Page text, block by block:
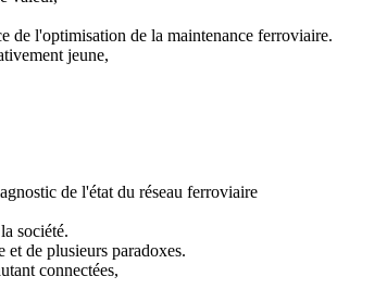
de l'optimisation de la maintenance ferroviaire.
jeune,
de l'état du réseau ferroviaire
société.
et de plusieurs paradoxes.
connectées,